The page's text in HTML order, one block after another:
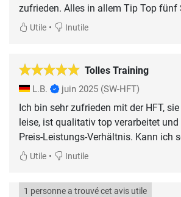
Utile • Inutile
Tolles Training
L.B. juin 2025 (SW-HFT)
Ich bin sehr zufrieden mit der HFT,
leise, ist qualitativ top verarbeitet
Preis-Leistungs-Verhältnis. Kann ich
Utile • Inutile
1 personne a trouvé cet avis utile